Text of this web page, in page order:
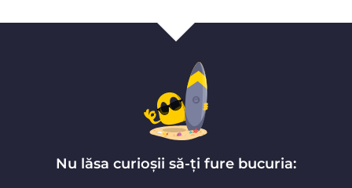
Nu lăsa curioșii să-ți fure bucuria: